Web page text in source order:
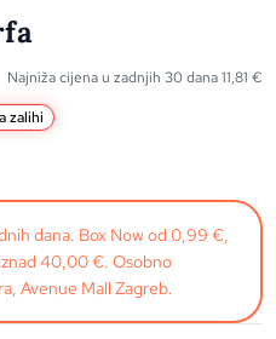
Najniža cijena u zadnjih 30 dana11,81 €
zalihi
dana. Box Now od 0,99 €,
40,00 €. Osobno
Avenue Mall Zagreb.